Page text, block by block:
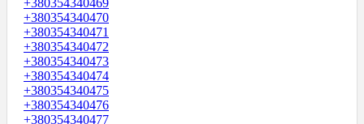
+380354340469
+380354340470
+380354340471
+380354340472
+380354340473
+380354340474
+380354340475
+380354340476
+380354340477